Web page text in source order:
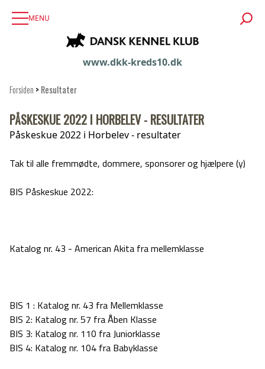
MENU
www.dkk-kreds10.dk
Forsiden > Resultater
PÅSKESKUE 2022 I HORBELEV - RESULTATER
Påskeskue 2022 i Horbelev - resultater
Tak til alle fremmødte, dommere, sponsorer og hjælpere (y)
BIS Påskeskue 2022:
Katalog nr. 43 - American Akita fra mellemklasse
BIS 1 : Katalog nr. 43 fra Mellemklasse
BIS 2: Katalog nr. 57 fra Åben Klasse
BIS 3: Katalog nr. 110 fra Juniorklasse
BIS 4: Katalog nr. 104 fra Babyklasse